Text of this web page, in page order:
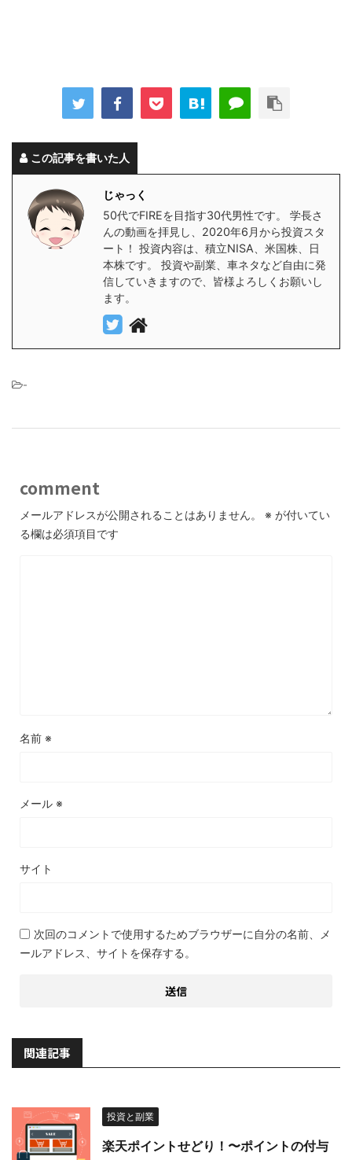
この記事を書いた人
じゃっく
50代でFIREを目指す30代男性です。 学長さ
んの動画を拝見し、2020年6月から投資スタ
ート！ 投資内容は、積立NISA、米国株、日
本株です。 投資や副業、車ネタなど自由に発
信していきますので、皆様よろしくお願いし
ます。
-
comment
メールアドレスが公開されることはありません。 ※ が付いてい
る欄は必須項目です
名前 ※
メール ※
サイト
次回のコメントで使用するためブラウザーに自分の名前、メ
ールアドレス、サイトを保存する。
関連記事
投資と副業
楽天ポイントせどり！〜ポイントの付与